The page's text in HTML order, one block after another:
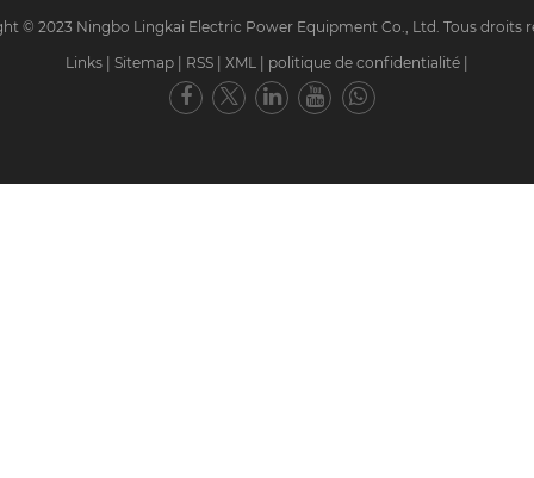
© 2023 Ningbo Lingkai Electric Power Equipment Co., Ltd. Tous droits
Links
Sitemap RSS XML politique de confidentialité